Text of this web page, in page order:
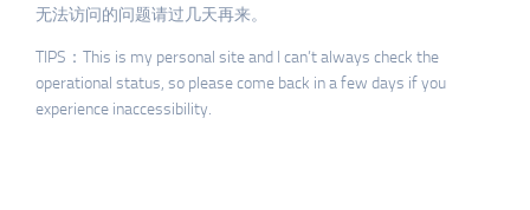
无法访问的问题请过几天再来。
TIPS：This is my personal site and I can’t always check the
operational status, so please come back in a few days if you
experience inaccessibility.